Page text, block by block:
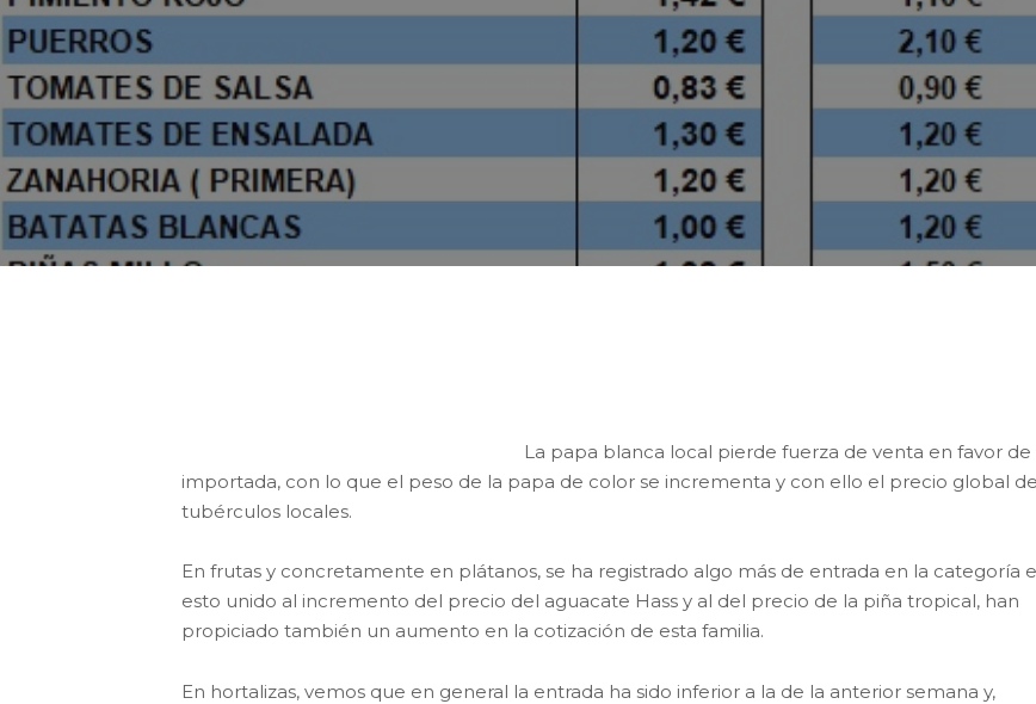
La papa blanca local pierde fuerza de venta en favor de
importada, con lo que el peso de la papa de color se incrementa y con ello el precio global
tubérculos locales.
En frutas y concretamente en plátanos, se ha registrado algo más de entrada en la categoría
esto unido al incremento del precio del aguacate Hass y al del precio de la piña tropical, han
propiciado también un aumento en la cotización de esta familia.
En hortalizas, vemos que en general la entrada ha sido inferior a la de la anterior semana y,